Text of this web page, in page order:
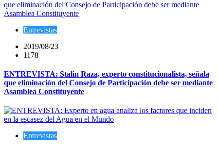
Entrevistas
2019/08/23
1178
ENTREVISTA: Stalin Raza, experto constitucionalista, señala
que eliminación del Consejo de Participación debe ser mediante
Asamblea Constituyente
Entrevistas